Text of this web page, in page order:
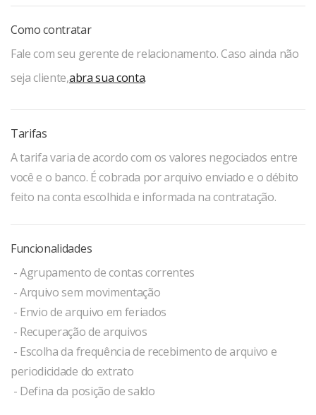
Como contratar
Fale com seu gerente de relacionamento. Caso ainda não
seja cliente,abra sua conta.
Tarifas
A tarifa varia de acordo com os valores negociados entre
você e o banco. É cobrada por arquivo enviado e o débito
feito na conta escolhida e informada na contratação.
Funcionalidades
- Agrupamento de contas correntes
- Arquivo sem movimentação
- Envio de arquivo em feriados
- Recuperação de arquivos
- Escolha da frequência de recebimento de arquivo e
periodicidade do extrato
- Defina da posição de saldo